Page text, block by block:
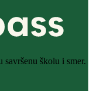
školu i smer.